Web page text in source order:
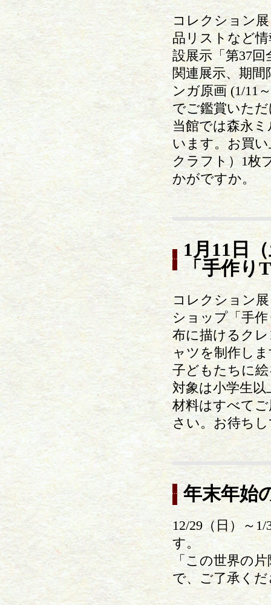
コレクション
品リストなど
設展示「第37
関連展示、期
ンガ原画 (1/11
でご鑑賞いた
当館では森永
います。お買
クラフト）1枚
かがですか。
1月11日
「手作り
コレクション
ショップ「手
布に描けるク
ャツを制作し
子どもたちに
対象は小学生以
材料はすべて
さい。お待ち
年末年始
12/29（日）～
す。
「この世界の
で、ご了承く